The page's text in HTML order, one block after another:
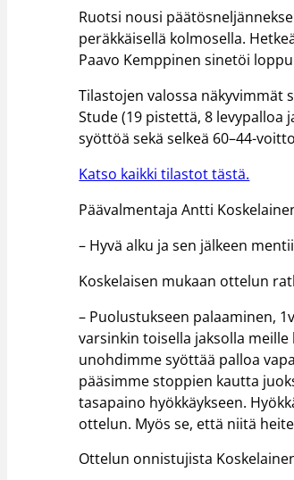
Ruotsi nousi
peräkkäisellä kolmosella.
Paavo Kemppinen sinetöi
Tilastojen valossa näkyvimmät
Stude (19 pistettä, 8
syöttöä sekä selkeä 60–44-
Katso kaikki tilastot tästä.
Päävalmentaja Antti
– Hyvä alku ja sen jälkeen
Koskelaisen mukaan ottelun
– Puolustukseen palaaminen,
varsinkin toisella jaksolla
unohdimme syöttää palloa
pääsimme stoppien kautta
tasapaino hyökkäykseen.
ottelun. Myös se, että niitä
Ottelun onnistujista